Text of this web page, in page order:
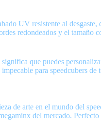
UV resistente al
redondeados y el
que puedes
para speedcubers de
de arte en el mundo del
del mercado.